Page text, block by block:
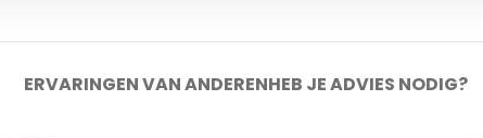
ERVARINGEN VAN ANDERENHEB JE ADVIES NODIG?